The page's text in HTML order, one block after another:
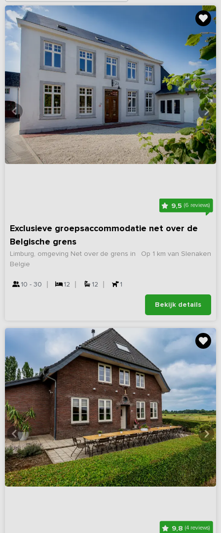
9,5(6 reviews)
Exclusieve groepsaccommodatie net over de
Belgische grens
Op 1 km van Slenaken
Limburg, omgeving Net over de grens in
Belgie
10 - 30 12 12 1
Bekijk details
9,8(4 reviews)